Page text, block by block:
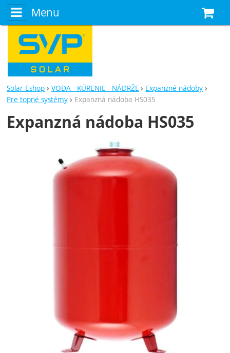
Menu
Solar-Eshop VODA - KÚRENIE - NÁDRŽE
Expanzné nádoby
Pre topné systémy
Expanzná nádoba HS035
Expanzná nádoba HS035